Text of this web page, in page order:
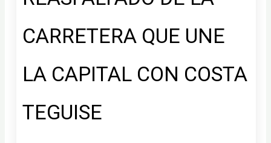
CARRETERA QUE UNE
LA CAPITAL CON COSTA
TEGUISE